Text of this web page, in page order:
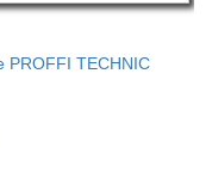
PROFFI TECHNIC